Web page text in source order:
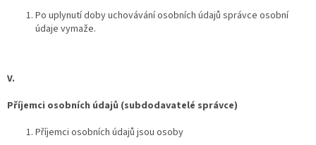
Po uplynutí doby uchovávání osobních údajů správce osobní
údaje vymaže.
V.
Příjemci osobních údajů (subdodavatelé správce)
Příjemci osobních údajů jsou osoby